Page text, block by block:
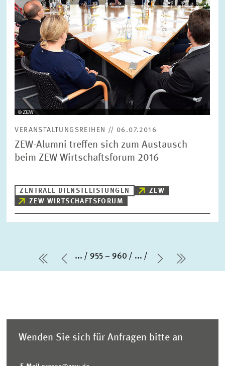
VERANSTALTUNGSREIHEN // 06.07.2016
ZEW-Alumni treffen sich zum Austausch
beim ZEW Wirtschaftsforum 2016
ZENTRALE DIENSTLEISTUNGEN
ZEW
ZEW WIRTSCHAFTSFORUM
erste Seite
Vorherige Seite
... 955 – 960 ...
Nächste
letzte
Wenden Sie sich für Anfragen bitte an